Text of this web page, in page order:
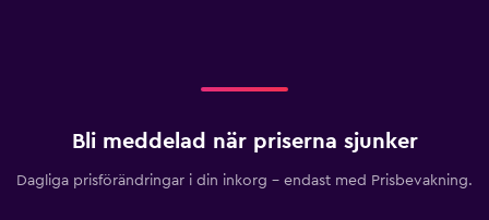
Bli meddelad när priserna sjunker
Dagliga prisförändringar i din inkorg – endast med Prisbevakning.